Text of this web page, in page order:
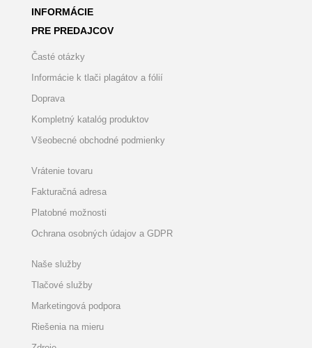
INFORMÁCIE
PRE PREDAJCOV
Časté otázky
Informácie k tlači plagátov a fólií
Doprava
Kompletný katalóg produktov
Všeobecné obchodné podmienky
Vrátenie tovaru
Fakturačná adresa
Platobné možnosti
Ochrana osobných údajov a GDPR
Naše služby
Tlačové služby
Marketingová podpora
Riešenia na mieru